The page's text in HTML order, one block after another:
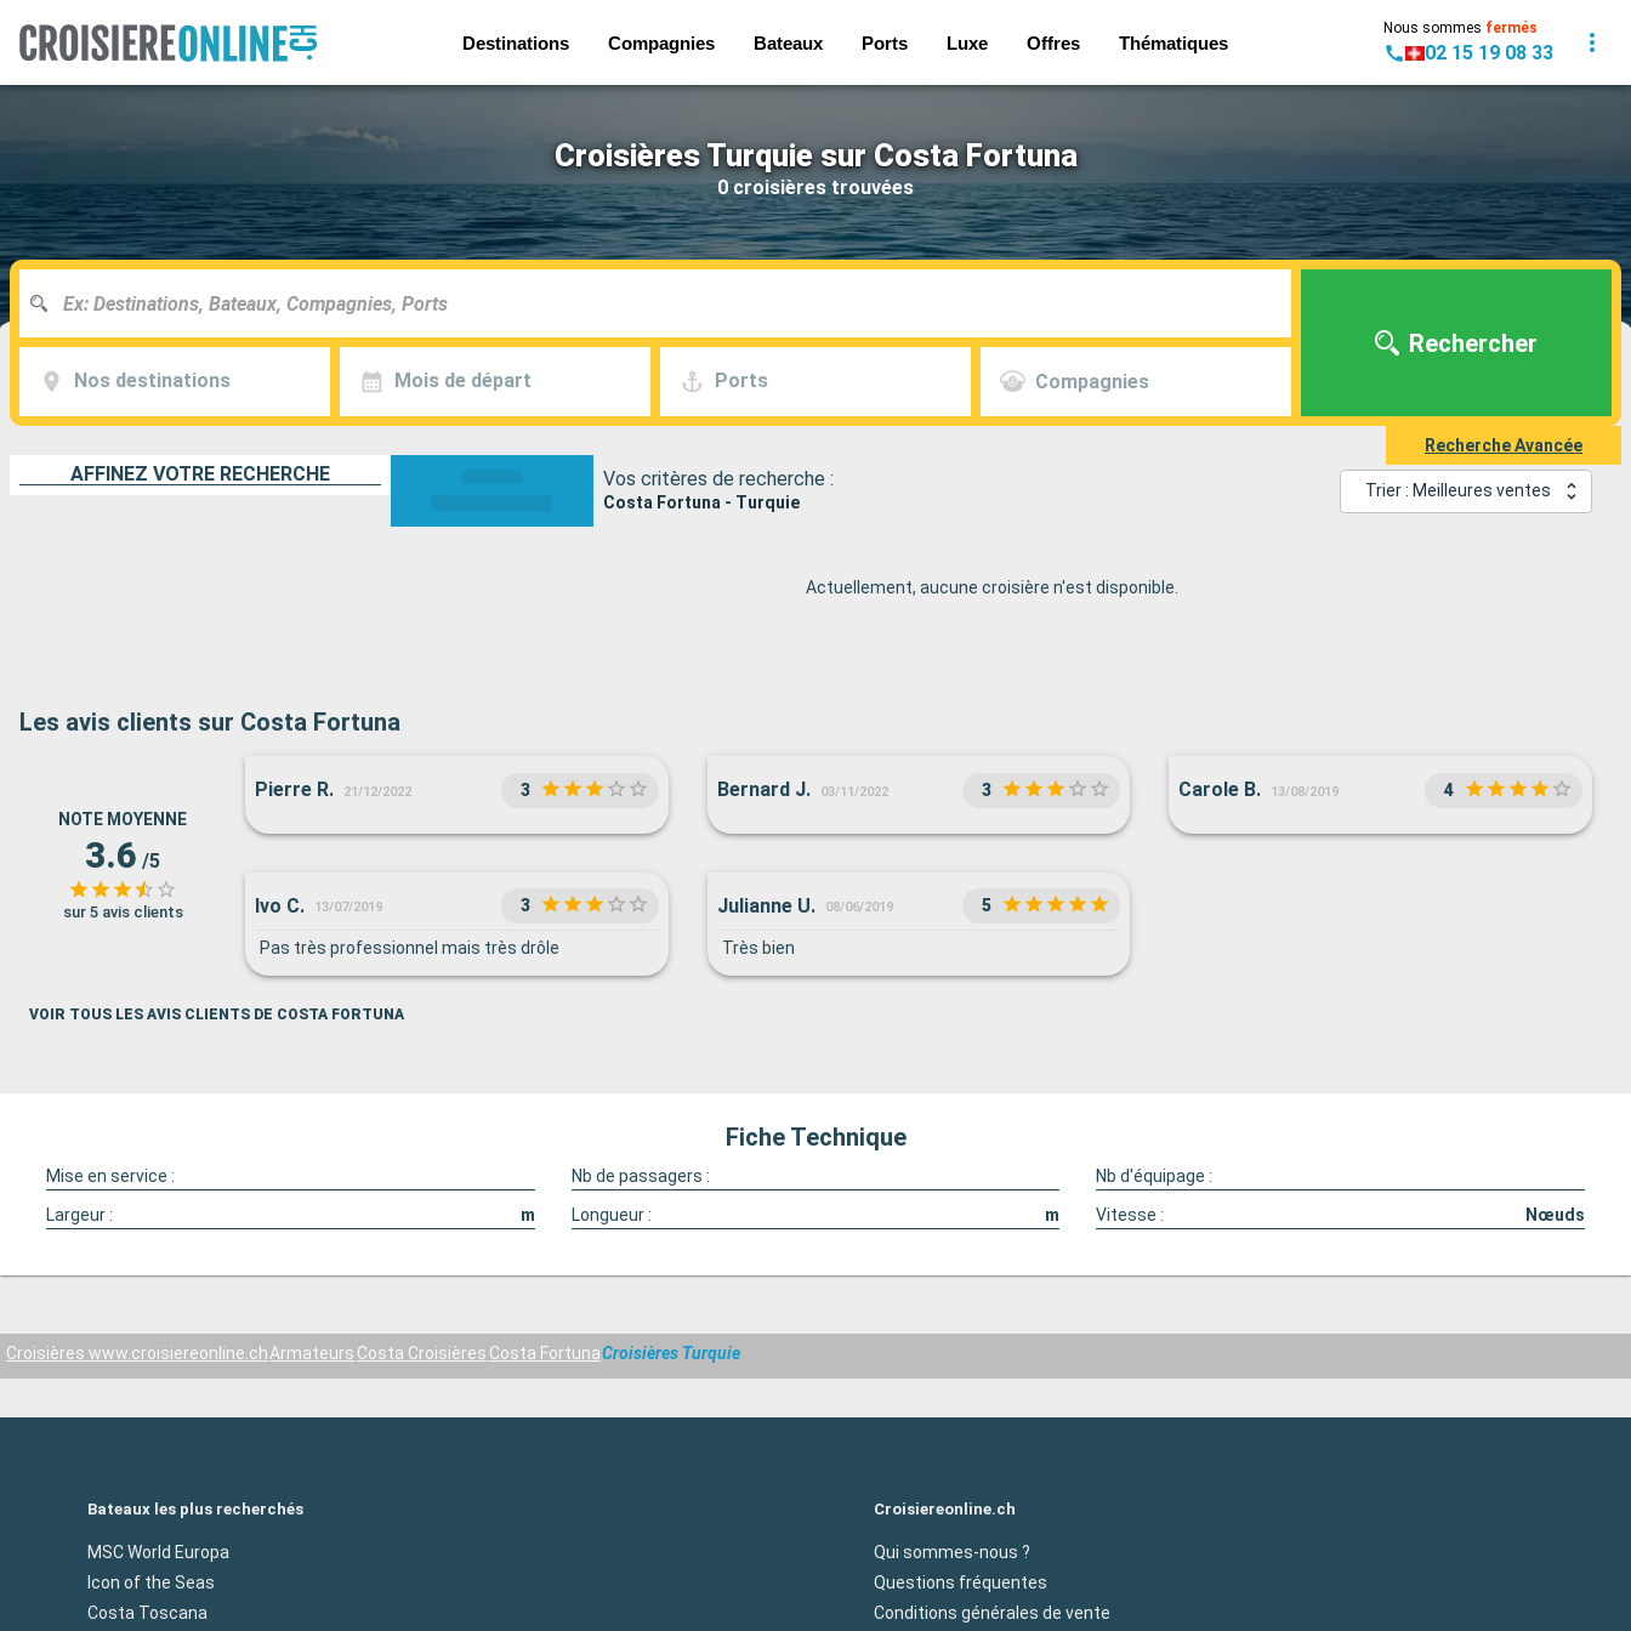
Destinations Compagnies Bateaux Ports Luxe Offres Thématiques
Nous sommes fermés
02 15 19 08 33
Croisières Turquie sur Costa Fortuna
0 croisières trouvées
Nos destinations Mois de départ Ports Compagnies
Rechercher
Recherche Avancée
AFFINEZ VOTRE RECHERCHE Vos critères de recherche :
Costa Fortuna - Turquie
Trier : Meilleures ventes
Actuellement, aucune croisière n'est disponible.
Les avis clients sur Costa Fortuna
NOTE MOYENNE
3.6 /5
sur 5 avis clients
Pierre R. 21/12/2022 3 Bernard J. 03/11/2022 3 Carole B. 13/08/2019 4
Ivo C. 13/07/2019 3
Pas très professionnel mais très drôle
Julianne U. 08/06/2019 5
Très bien
VOIR TOUS LES AVIS CLIENTS DE COSTA FORTUNA
Fiche Technique
Mise en service : Nb de passagers :
Nb d'équipage :
Largeur :
m Longueur : m Vitesse : Nœuds
Croisières www.croisiereonline.chArmateurs Costa Croisières Costa FortunaCroisières Turquie
Bateaux les plus recherchés
MSC World Europa
Icon of the Seas
Costa Toscana
Croisiereonline.ch
Qui sommes-nous ?
Questions fréquentes
Conditions générales de vente